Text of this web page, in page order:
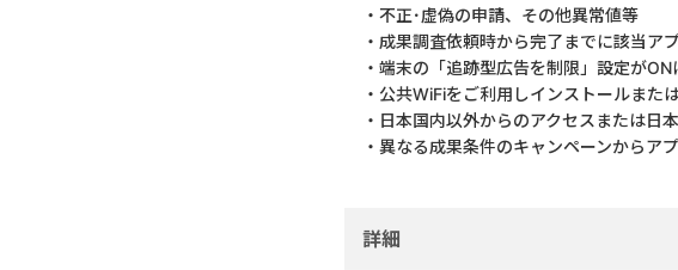
・不正･虚偽の申請、その他異常値等
・成果調査依頼時から完了までに該当ア
・端末の「追跡型広告を制限」設定がON
・公共WiFiをご利用しインストールまた
・日本国内以外からのアクセスまたは日
・異なる成果条件のキャンペーンからア
詳細